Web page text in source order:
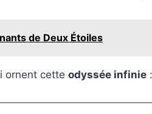
de Deux Étoiles
ornent cette odyssée infinie :